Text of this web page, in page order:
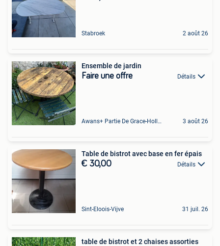
Stabroek 2 août 26
Ensemble de jardin
Faire une offre Détails
Awans+ Partie De Grace-Hollogne 3 août 26
Table de bistrot avec base en fer épais
€ 30,00 Détails
Sint-Eloois-Vijve 31 juil. 26
table de bistrot et 2 chaises assorties